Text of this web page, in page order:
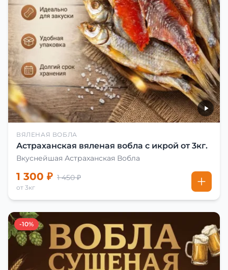
ВЯЛЕНАЯ ВОБЛА
Астраханская вяленая вобла с икрой от 3кг.
Вкуснейшая Астраханская Вобла
1 300 ₽ 1 450 ₽
от 3кг
-10%